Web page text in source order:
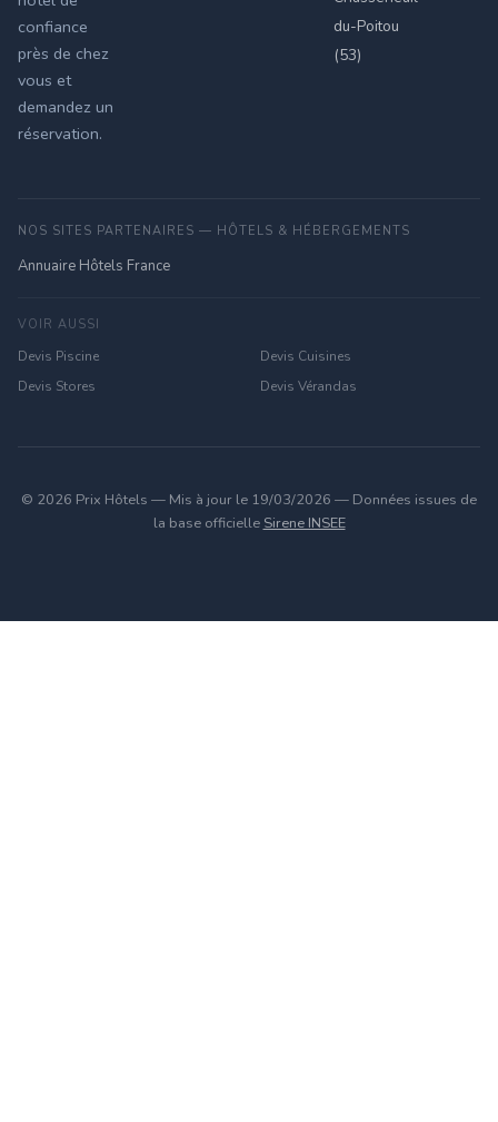
confiance
près de chez
vous et
demandez un
réservation.
du-Poitou
(53)
NOS SITES PARTENAIRES — HÔTELS & HÉBERGEMENTS
Annuaire Hôtels France
VOIR AUSSI
Devis Piscine
Devis Cuisines
Devis Stores
Devis Vérandas
© 2026 Prix Hôtels — Mis à jour le 19/03/2026 — Données issues de
la base officielle Sirene INSEE